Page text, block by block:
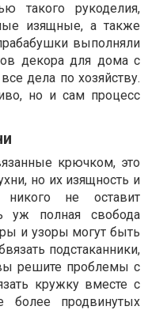
такого рукоделия,
изящные, а также
выполняли
декора для дома с
дела по хозяйству.
но и сам процесс
крючком, это
но их изящность и
не оставит
уж полная свобода
и узоры могут быть
подстаканники,
решите проблемы с
кружку вместе с
более продвинутых